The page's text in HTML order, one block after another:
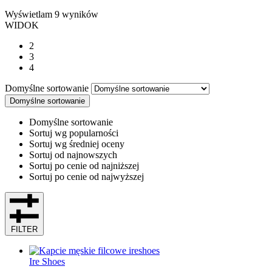
Wyświetlam 9 wyników
WIDOK
2
3
4
Domyślne sortowanie
Domyślne sortowanie
Domyślne sortowanie
Sortuj wg popularności
Sortuj wg średniej oceny
Sortuj od najnowszych
Sortuj po cenie od najniższej
Sortuj po cenie od najwyższej
FILTER
Ire Shoes